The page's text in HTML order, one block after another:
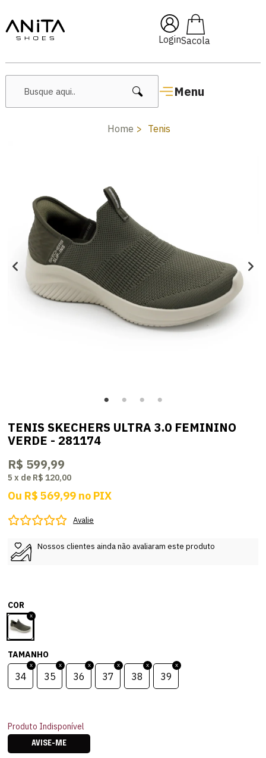
Login
Menu
🔥 Lançamentos Femininos
Home Tenis
TENIS SKECHERS ULTRA 3.0 FEMININO
VERDE - 281174
R$ 599,99
5 x de R$ 120,00
Ou R$ 569,99 no PIX
Avalie
Nossos clientes ainda não avaliaram este produto
COR
TAMANHO
34 35 36 37 38 39
Produto Indisponível
AVISE-ME